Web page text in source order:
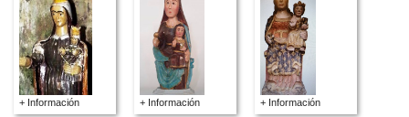
+ Información + Información + Información